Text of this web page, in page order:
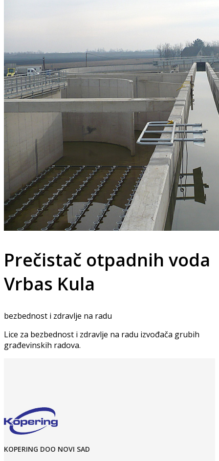
Prečistač otpadnih voda
Vrbas Kula
bezbednost i zdravlje na radu
Lice za bezbednost i zdravlje na radu izvođača grubih
građevinskih radova.
KOPERING DOO NOVI SAD